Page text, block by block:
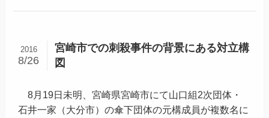
宮崎市での刺殺事件の背景にある対立構
図
2016
8/26
8月19日未明、宮崎県宮崎市にて山口組2次団体・
石井一家（大分市）の傘下団体の元構成員が複数名に